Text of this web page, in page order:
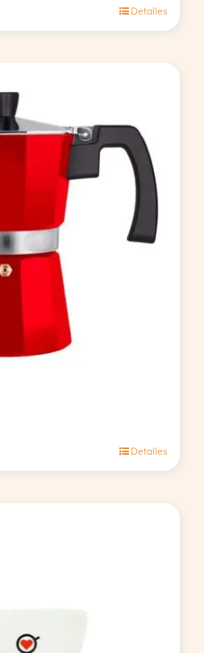
Detalles
Detalles